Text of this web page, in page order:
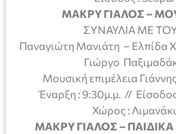
ΜΑΚΡΥ ΓΙΑΛΟΣ –
ΣΥΝΑΥΛΙΑ ΜΕ
Παναγιώτη Μανιάτη – Ελπίδα
Γιώργο
Μουσική επιμέλεια
Έναρξη : 9:30μ.μ. //
Χώρος : Λιμανάκι
ΜΑΚΡΥ ΓΙΑΛΟΣ –